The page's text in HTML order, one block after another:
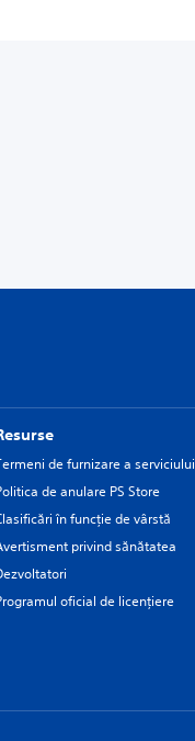
de furnizare a serviciului
de anulare PS Store
în funcţie de vârstă
privind sănătatea
oficial de licențiere